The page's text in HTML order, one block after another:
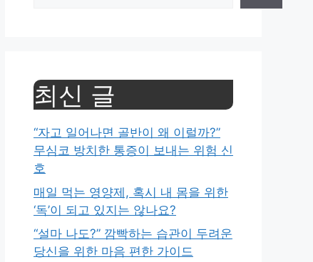
최신 글
“자고 일어나면 골반이 왜 이럴까?”
무심코 방치한 통증이 보내는 위험 신
호
매일 먹는 영양제, 혹시 내 몸을 위한
‘독’이 되고 있지는 않나요?
“설마 나도?” 깜빡하는 습관이 두려운
당신을 위한 마음 편한 가이드